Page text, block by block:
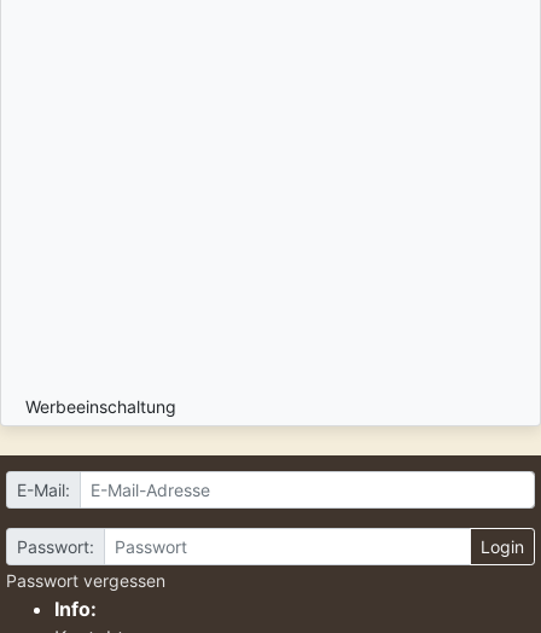
Werbeeinschaltung
E-Mail:
Passwort:
Login
Passwort vergessen
Info: